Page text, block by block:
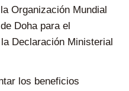
Organización Mundial
Doha para el
Declaración Ministerial
los beneficios